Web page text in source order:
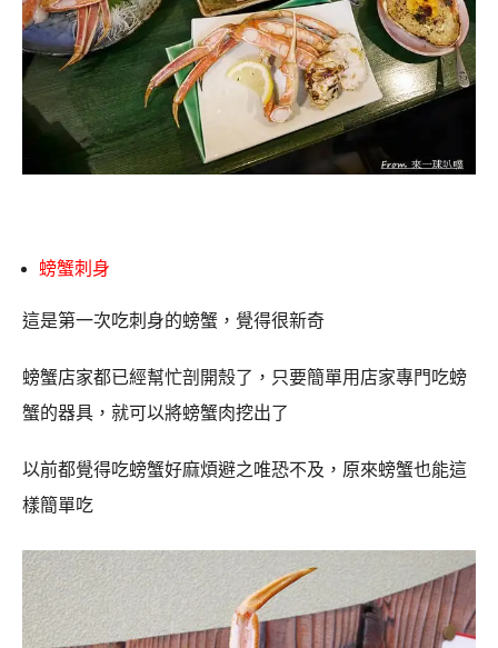
螃蟹刺身
這是第一次吃刺身的螃蟹，覺得很新奇
螃蟹店家都已經幫忙剖開殼了，只要簡單用店家專門吃螃
蟹的器具，就可以將螃蟹肉挖出了
以前都覺得吃螃蟹好麻煩避之唯恐不及，原來螃蟹也能這
樣簡單吃